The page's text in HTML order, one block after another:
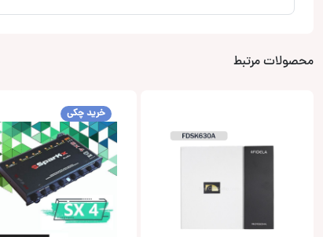
محصولات مرتبط
خرید چکی